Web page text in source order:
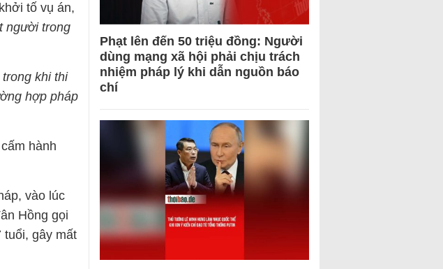
tố vụ án,
người trong
khi thi
hợp pháp
hành
vào lúc
Hồng gọi
tuổi, gây mất
Phạt lên đến 50 triệu đồng: Người
dùng mạng xã hội phải chịu trách
nhiệm pháp lý khi dẫn nguồn báo
chí